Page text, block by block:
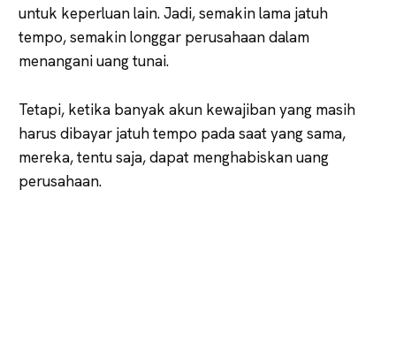
untuk keperluan lain. Jadi, semakin lama jatuh
tempo, semakin longgar perusahaan dalam
menangani uang tunai.
Tetapi, ketika banyak akun kewajiban yang masih
harus dibayar jatuh tempo pada saat yang sama,
mereka, tentu saja, dapat menghabiskan uang
perusahaan.